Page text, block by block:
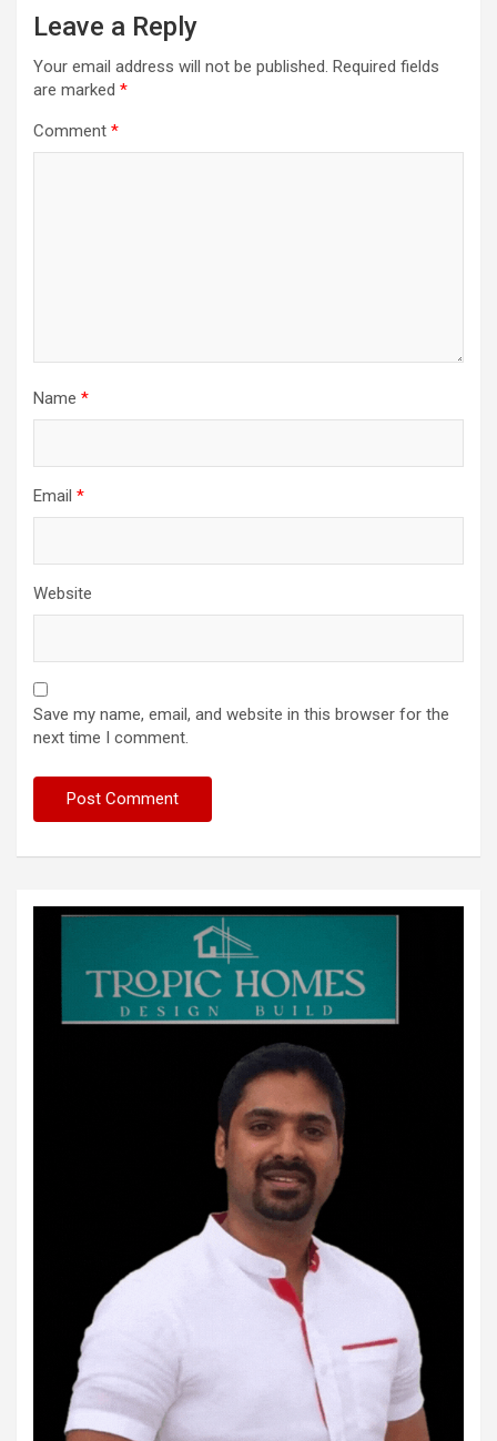
Leave a Reply
Your email address will not be published. Required fields
are marked *
Comment *
Name *
Email *
Website
Save my name, email, and website in this browser for the
next time I comment.